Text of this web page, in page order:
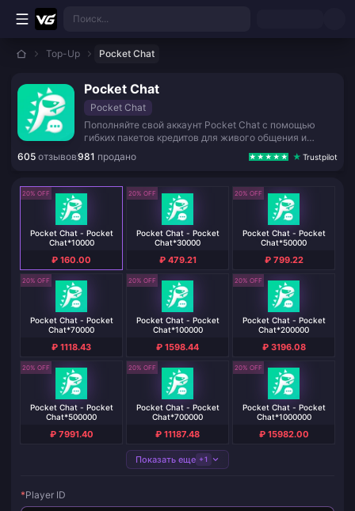
Перейти к основному контенту
Поиск...
Top-Up Pocket Chat
Pocket Chat
Pocket Chat
Пополняйте свой аккаунт Pocket Chat с помощью
гибких пакетов кредитов для живого общения и
социальных развлечений.
605 отзывов981 продано Trustpilot
20% OFF
Pocket Chat - Pocket
Chat*10000
₽ 160.00
20% OFF
Pocket Chat - Pocket
Chat*30000
₽ 479.21
20% OFF
Pocket Chat - Pocket
Chat*50000
₽ 799.22
20% OFF
Pocket Chat - Pocket
Chat*70000
₽ 1118.43
20% OFF
Pocket Chat - Pocket
Chat*100000
₽ 1598.44
20% OFF
Pocket Chat - Pocket
Chat*200000
₽ 3196.08
20% OFF
Pocket Chat - Pocket
Chat*500000
₽ 7991.40
20% OFF
Pocket Chat - Pocket
Chat*700000
₽ 11187.48
20% OFF
Pocket Chat - Pocket
Chat*1000000
₽ 15982.00
Показать еще +1
*Player ID